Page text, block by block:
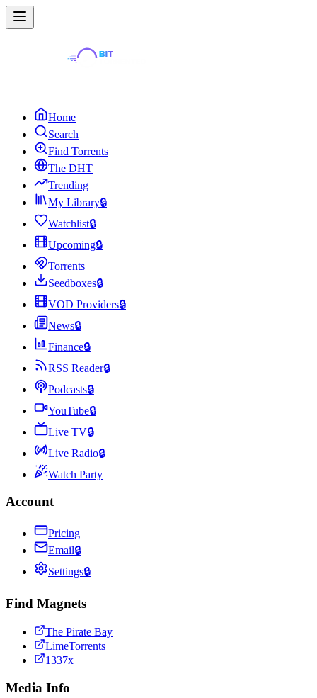
Home
Search
Find Torrents
The DHT
Trending
My Library🔒
Watchlist🔒
Upcoming🔒
Torrents
Seedboxes🔒
VOD Providers🔒
News🔒
Finance🔒
RSS Reader🔒
Podcasts🔒
YouTube🔒
Live TV🔒
Live Radio🔒
Watch Party
Account
Pricing
Email🔒
Settings🔒
Find Magnets
The Pirate Bay
LimeTorrents
1337x
Media Info